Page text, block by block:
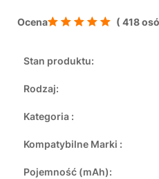
Ocena ( 418
Stan produktu:
Rodzaj:
Kategoria :
Kompatybilne Marki :
Pojemność (mAh):